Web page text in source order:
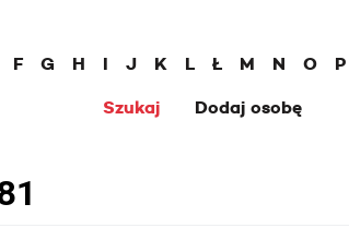
F G H I J K L Ł M N O P
Szukaj
Dodaj osobę